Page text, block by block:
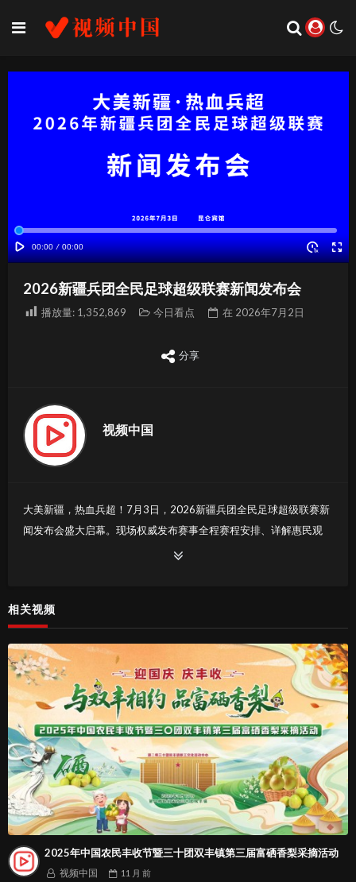
2026新疆兵团全民足球超级联赛新闻发布会
播放量: 1,352,869 今日看点 在 2026年7月2日
分享
视频中国
大美新疆，热血兵超！7月3日，2026新疆兵团全民足球超级联赛新
闻发布会盛大启幕。现场权威发布赛事全程赛程安排、详解惠民观
赛福利、揭秘开幕式精彩亮点、谋划足球文体长远产业发展。32支
兵地同心聚力，绿茵逐梦前行，直播间同步放送赛事专属福利、惠
宴！
相关视频
2025年中国农民丰收节暨三十团双丰镇第三届富硒香梨采摘活动
视频中国 11 月 前